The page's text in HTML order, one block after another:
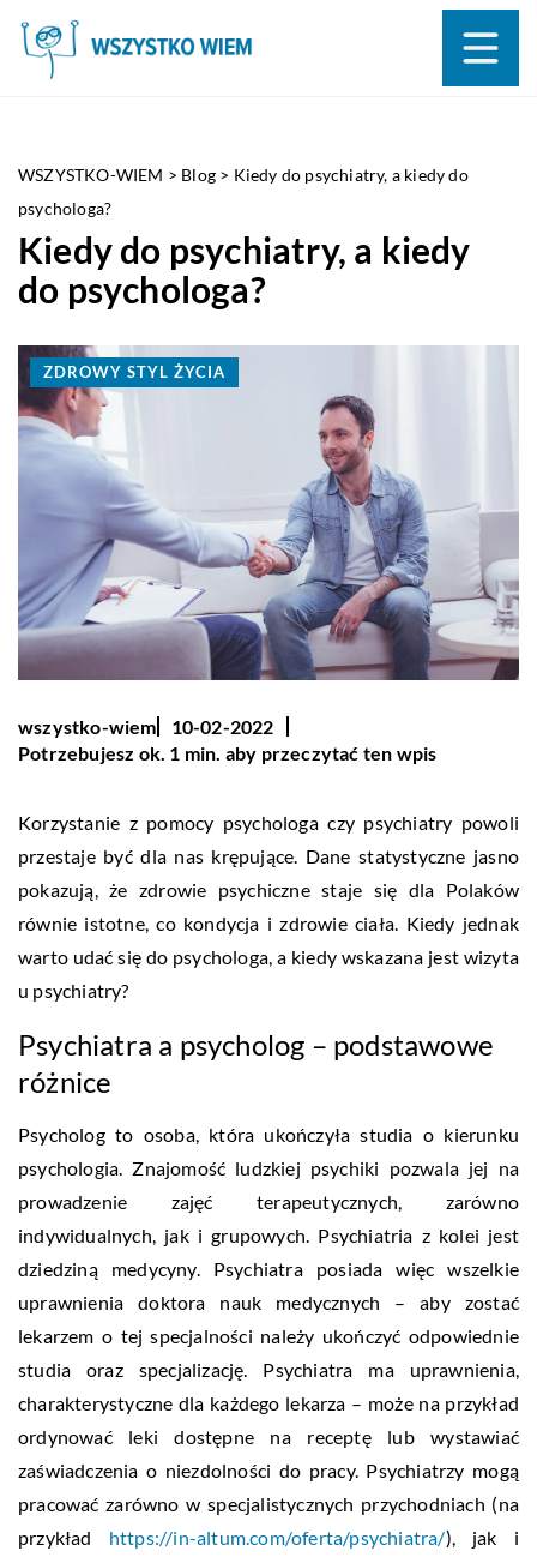
WSZYSTKO-WIEM > Blog > Kiedy do psychiatry, a kiedy do
psychologa?
Kiedy do psychiatry, a kiedy
do psychologa?
ZDROWY STYL ŻYCIA
wszystko-wiem
10-02-2022
Potrzebujesz ok. 1 min. aby przeczytać ten wpis
Korzystanie z pomocy psychologa czy psychiatry powoli
przestaje być dla nas krępujące. Dane statystyczne jasno
pokazują, że zdrowie psychiczne staje się dla Polaków
równie istotne, co kondycja i zdrowie ciała. Kiedy jednak
warto udać się do psychologa, a kiedy wskazana jest wizyta
u psychiatry?
Psychiatra a psycholog – podstawowe
różnice
Psycholog to osoba, która ukończyła studia o kierunku
psychologia. Znajomość ludzkiej psychiki pozwala jej na
prowadzenie zajęć terapeutycznych, zarówno
indywidualnych, jak i grupowych. Psychiatria z kolei jest
dziedziną medycyny. Psychiatra posiada więc wszelkie
uprawnienia doktora nauk medycznych – aby zostać
lekarzem o tej specjalności należy ukończyć odpowiednie
studia oraz specjalizację. Psychiatra ma uprawnienia,
charakterystyczne dla każdego lekarza – może na przykład
ordynować leki dostępne na receptę lub wystawiać
zaświadczenia o niezdolności do pracy. Psychiatrzy mogą
pracować zarówno w specjalistycznych przychodniach (na
przykład https://in-altum.com/oferta/psychiatra/), jak i